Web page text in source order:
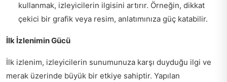
kullanmak, izleyicilerin ilgisini artırır. Örneğin, dikkat
çekici bir grafik veya resim, anlatımınıza güç katabilir.
İlk İzlenimin Gücü
İlk izlenim, izleyicilerin sunumunuza karşı duyduğu ilgi ve
merak üzerinde büyük bir etkiye sahiptir. Yapılan